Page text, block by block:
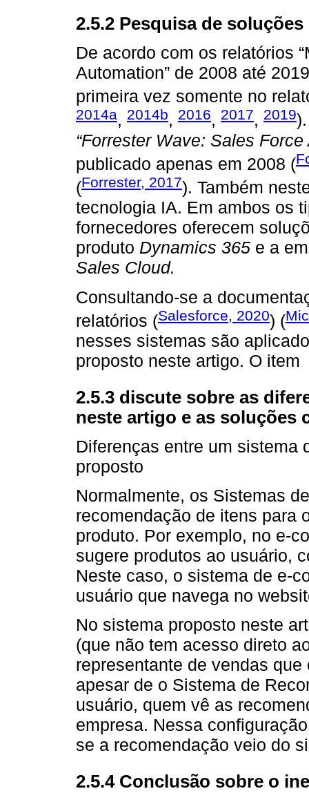
2.5.2 Pesquisa de
De acordo com os relatórios
Automation” de 2008 até
primeira vez somente no
2014a, 2014b, 2016, 2017, 2019
“Forrester Wave: Sales
publicado apenas em 2008 (
(Forrester, 2017). Também
tecnologia IA. Em ambos os
fornecedores oferecem
produto Dynamics 365 e a
Sales Cloud.
Consultando-se a
relatórios (Salesforce, 2020) (
nesses sistemas são
proposto neste artigo. O item
2.5.3 discute sobre as
neste artigo e as soluções
Diferenças entre um sistema
proposto
Normalmente, os Sistemas
recomendação de itens para
produto. Por exemplo, no e-
sugere produtos ao usuário,
Neste caso, o sistema de e-
usuário que navega no
No sistema proposto neste
(que não tem acesso direto
representante de vendas
apesar de o Sistema de
usuário, quem vê as
empresa. Nessa
se a recomendação veio do
2.5.4 Conclusão sobre o